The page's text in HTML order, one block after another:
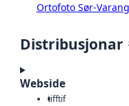
Ortofoto Sør-
Distribusjonar
Webside
tifftif